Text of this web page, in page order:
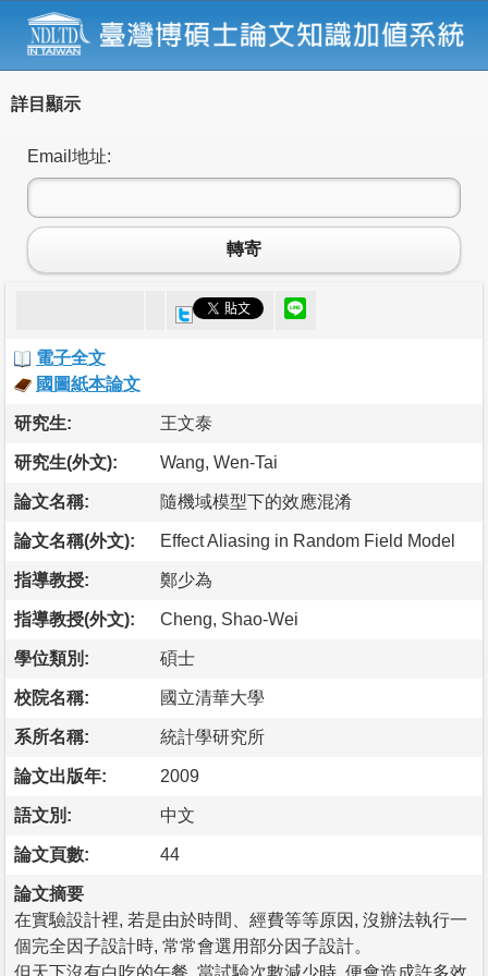
詳目顯示
Email地址:
轉寄
電子全文
國圖紙本論文
研究生: 王文泰
研究生(外文): Wang, Wen-Tai
論文名稱: 隨機域模型下的效應混淆
論文名稱(外文): Effect Aliasing in Random Field Model
指導教授: 鄭少為
指導教授(外文): Cheng, Shao-Wei
學位類別: 碩士
校院名稱: 國立清華大學
系所名稱: 統計學研究所
論文出版年: 2009
語文別: 中文
論文頁數: 44
論文摘要
在實驗設計裡, 若是由於時間、經費等等原因, 沒辦法執行一
個完全因子設計時, 常常會選用部分因子設計。
但天下沒有白吃的午餐, 當試驗次數減少時, 便會造成許多效